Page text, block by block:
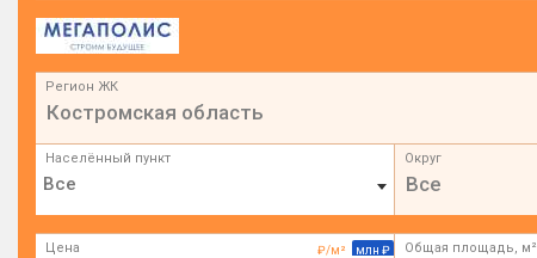
Регион ЖК
Костромская область
Населённый пункт Округ
Все
₽/м² млн ₽
Цена Общая площадь, м²